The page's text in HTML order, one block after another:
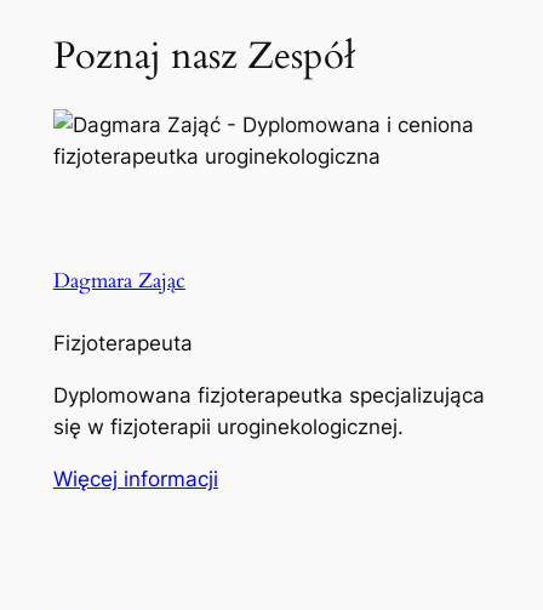
Poznaj nasz Zespół
Dagmara Zając
Fizjoterapeuta
Dyplomowana fizjoterapeutka specjalizująca
się w fizjoterapii uroginekologicznej.
Więcej informacji